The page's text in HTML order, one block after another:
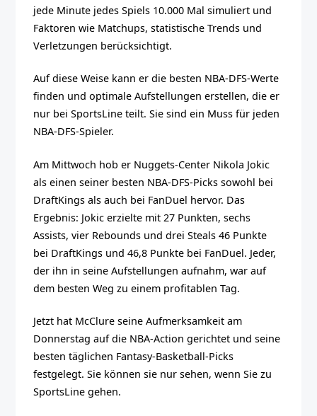
jede Minute jedes Spiels 10.000 Mal simuliert und
Faktoren wie Matchups, statistische Trends und
Verletzungen berücksichtigt.
Auf diese Weise kann er die besten NBA-DFS-Werte
finden und optimale Aufstellungen erstellen, die er
nur bei SportsLine teilt. Sie sind ein Muss für jeden
NBA-DFS-Spieler.
Am Mittwoch hob er Nuggets-Center Nikola Jokic
als einen seiner besten NBA-DFS-Picks sowohl bei
DraftKings als auch bei FanDuel hervor. Das
Ergebnis: Jokic erzielte mit 27 Punkten, sechs
Assists, vier Rebounds und drei Steals 46 Punkte
bei DraftKings und 46,8 Punkte bei FanDuel. Jeder,
der ihn in seine Aufstellungen aufnahm, war auf
dem besten Weg zu einem profitablen Tag.
Jetzt hat McClure seine Aufmerksamkeit am
Donnerstag auf die NBA-Action gerichtet und seine
besten täglichen Fantasy-Basketball-Picks
festgelegt. Sie können sie nur sehen, wenn Sie zu
SportsLine gehen.